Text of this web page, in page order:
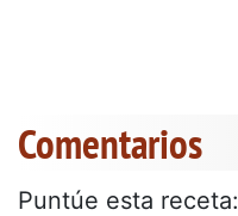
Comentarios
Puntúe esta receta: